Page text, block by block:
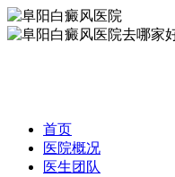
首页
医院概况
医生团队